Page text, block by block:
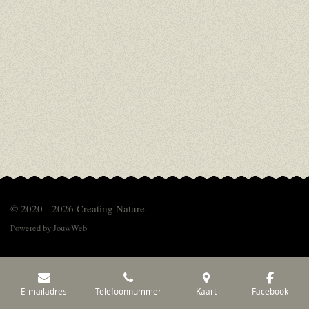
© 2020 - 2026 Creating Nature
Powered byJouwWeb
E-mailadres Telefoonnummer Kaart Facebook